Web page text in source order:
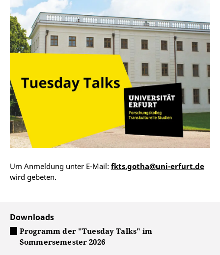
Um Anmeldung unter E-Mail: fkts.gotha@uni-erfurt.de
wird gebeten.
Downloads
Programm der "Tuesday Talks" im
Sommersemester 2026